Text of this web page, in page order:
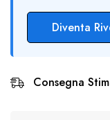
Diventa
Consegna